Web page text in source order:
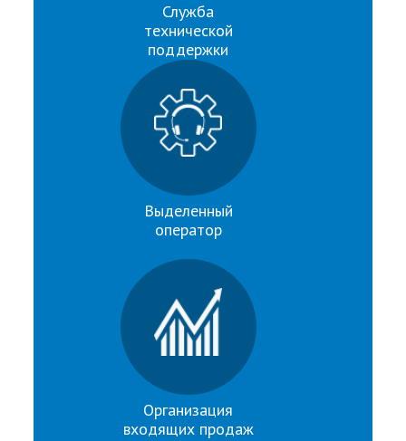
Служба
технической
поддержки
Выделенный
оператор
Организация
входящих продаж